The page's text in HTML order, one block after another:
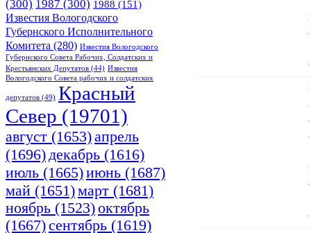
(300) 1987 (300) 1988 (151)
Известия Вологодского
Губернского Исполнительного
Комитета (280) Известия Вологодского
Губернского Совета Рабочих, Солдатских и
Крестьянских Депутатов (44) Известия
Вологодского Совета рабочих и солдатских
депутатов (49) Красный
Cевер (19701)
август (1653)апрель
(1696)декабрь (1616)
июль (1665)июнь (1687)
май (1651)март (1681)
ноябрь (1523)октябрь
(1667)сентябрь (1619)